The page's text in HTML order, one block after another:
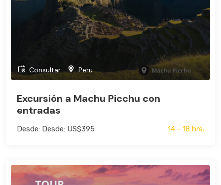
Consultar Peru
Excursión a Machu Picchu con
entradas
Desde: Desde: US$395 14 - 18 hrs.